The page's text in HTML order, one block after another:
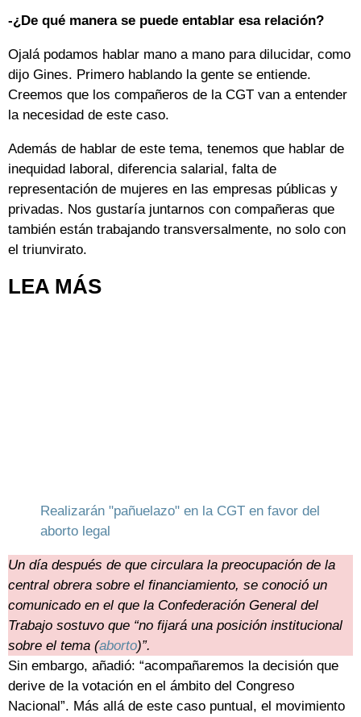
-¿De qué manera se puede entablar esa relación?
Ojalá podamos hablar mano a mano para dilucidar, como
dijo Gines. Primero hablando la gente se entiende.
Creemos que los compañeros de la CGT van a entender
la necesidad de este caso.
Además de hablar de este tema, tenemos que hablar de
inequidad laboral, diferencia salarial, falta de
representación de mujeres en las empresas públicas y
privadas. Nos gustaría juntarnos con compañeras que
también están trabajando transversalmente, no solo con
el triunvirato.
LEA MÁS
Realizarán "pañuelazo" en la CGT en favor del
aborto legal
Un día después de que circulara la preocupación de la
central obrera sobre el financiamiento, se conoció un
comunicado en el que la Confederación General del
Trabajo sostuvo que “no fijará una posición institucional
sobre el tema (aborto)”.
Sin embargo, añadió: “acompañaremos la decisión que
derive de la votación en el ámbito del Congreso
Nacional”. Más allá de este caso puntual, el movimiento